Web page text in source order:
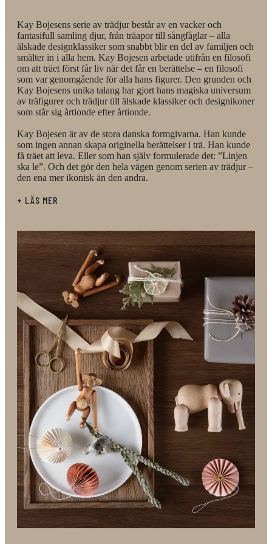
som hette Ursula och som var för liten för att leva
ihop med de äldre björnarna i buren. Därför fick
björnungen bo hos djurparksdirektören tills den var
tillräckligt stor för att leva tillsammans med de
vuxna björnarna. Genom att använda återvunnet trä
tolkas Kay Bojesens ikoniska design på ett nytt och
modernt sätt som speglar den tid vi lever i.
Designarv, trä och innovation möts och gör den
omarbetade björnen till ett samlarobjekt med en
mycket speciell historia. De många olika träslagen
design på nya och överraskande sätt.
Kay Bojesens serie av trädjur består av en vacker och
fantasifull samling djur, från träapor till sångfåglar – alla
älskade designklassiker som snabbt blir en del av familjen och
smälter in i alla hem. Kay Bojesen arbetade utifrån en filosofi
om att träet först får liv när det får en berättelse – en filosofi
som var genomgående för alla hans figurer. Den grunden och
Kay Bojesens unika talang har gjort hans magiska universum
av träfigurer och trädjur till älskade klassiker och designikoner
som står sig årtionde efter årtionde.
Kay Bojesen är av de stora danska formgivarna. Han kunde
som ingen annan skapa originella berättelser i trä. Han kunde
få träet att leva. Eller som han själv formulerade det: ”Linjen
ska le”. Och det gör den hela vägen genom serien av trädjur –
den ena mer ikonisk än den andra.
+ LÄS MER